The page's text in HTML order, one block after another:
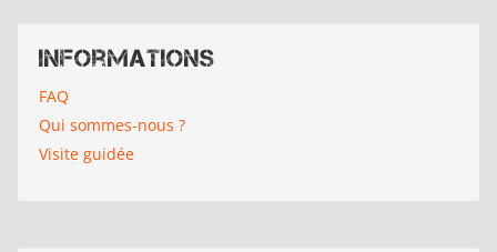
Informations
FAQ
Qui sommes-nous ?
Visite guidée